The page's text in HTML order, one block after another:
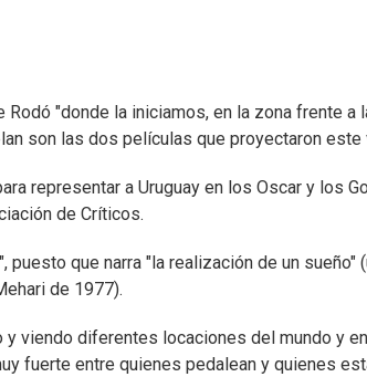
"donde la iniciamos, en la zona frente a
son las dos películas que proyectaron este
representar a Uruguay en los Oscar y los
de Críticos.
que narra "la realización de un sueño"
de 1977).
viendo diferentes locaciones del mundo y
fuerte entre quienes pedalean y quienes